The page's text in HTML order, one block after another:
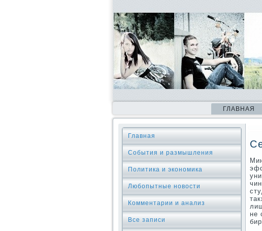
ГЛАВНАЯ
Главная
События и размышления
Политика и экономика
Любопытные новости
Комментарии и анализ
Все записи
не